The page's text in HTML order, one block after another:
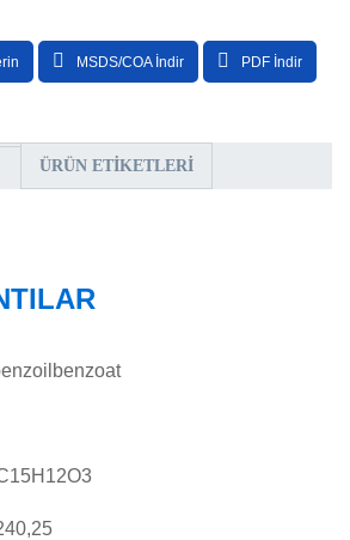
MSDS/COA İndir PDF İndir
ÜRÜN ETIKETLERI